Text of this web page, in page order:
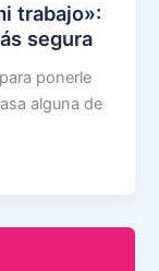
trabajo»:
segura
ponerle
alguna de